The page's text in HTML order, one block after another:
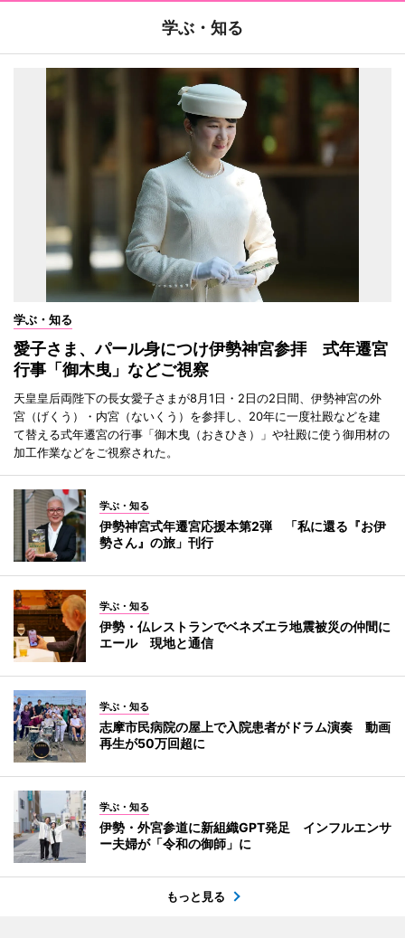
学ぶ・知る
学ぶ・知る
愛子さま、パール身につけ伊勢神宮参拝 式年遷宮
行事「御木曳」などご視察
天皇皇后両陛下の長女愛子さまが8月1日・2日の2日間、伊勢神宮の外
宮（げくう）・内宮（ないくう）を参拝し、20年に一度社殿などを建
て替える式年遷宮の行事「御木曳（おきひき）」や社殿に使う御用材の
加工作業などをご視察された。
学ぶ・知る
伊勢神宮式年遷宮応援本第2弾 「私に還る『お伊
勢さん』の旅」刊行
学ぶ・知る
伊勢・仏レストランでベネズエラ地震被災の仲間に
エール 現地と通信
学ぶ・知る
志摩市民病院の屋上で入院患者がドラム演奏 動画
再生が50万回超に
学ぶ・知る
伊勢・外宮参道に新組織GPT発足 インフルエンサ
ー夫婦が「令和の御師」に
もっと見る